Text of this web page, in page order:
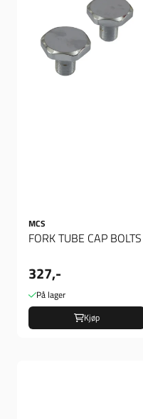
MCS
FORK TUBE CAP BOLTS
327,-
På lager
Kjøp